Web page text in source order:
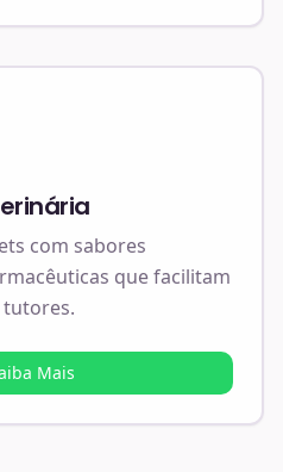
com sabores
que facilitam
Mais